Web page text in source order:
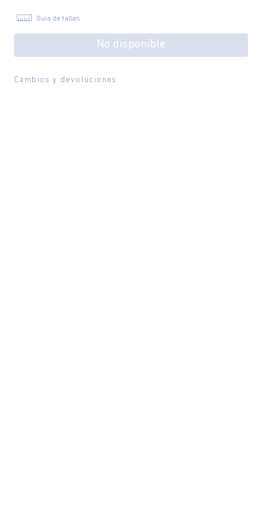
Guía de tallas
No disponible
Cambios y devoluciones